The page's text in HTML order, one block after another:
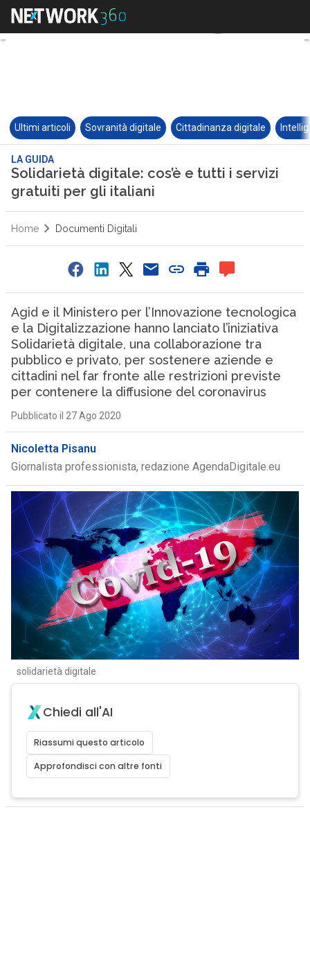
Ultimi articoli Sovranità digitale Cittadinanza digitale
LA GUIDA
Solidarietà digitale: cos’è e tutti i servizi
gratuiti per gli italiani
Home Documenti Digitali
Agid e il Ministero per l’Innovazione tecnologica
e la Digitalizzazione hanno lanciato l’iniziativa
Solidarietà digitale, una collaborazione tra
pubblico e privato, per sostenere aziende e
cittadini nel far fronte alle restrizioni previste
per contenere la diffusione del coronavirus
Pubblicato il 27 Ago 2020
Nicoletta Pisanu
Giornalista professionista, redazione AgendaDigitale.eu
solidarietà digitale
Chiedi all'AI
Riassumi questo articolo
Approfondisci con altre fonti